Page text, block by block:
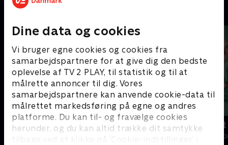
Dine data og cookies
Vi bruger egne cookies og cookies fra
samarbejdspartnere for at give dig den bedste
oplevelse af TV 2 PLAY, til statistik og til at
målrette annoncer til dig. Vores
samarbejdspartnere kan anvende cookie-data til
målrettet markedsføring på egne og andres
platforme. Du kan til- og fravælge cookies
herunder, og du kan altid trække dit samtykke
tilbage ved at klikke på ’Cookie-indstillinger’ i
Andre så også
Happy fucking Pride Fake Patient
Drama • 1